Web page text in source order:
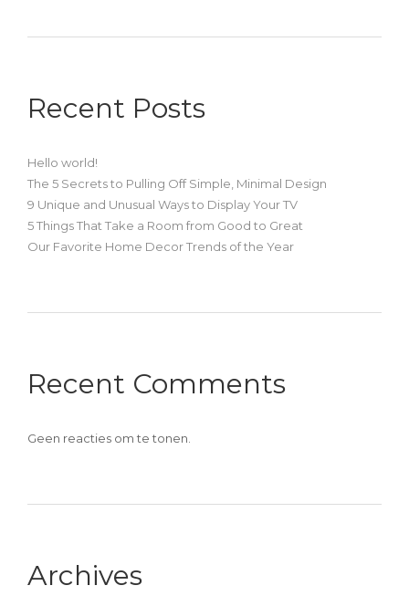
Recent Posts
Hello world!
The 5 Secrets to Pulling Off Simple, Minimal Design
9 Unique and Unusual Ways to Display Your TV
5 Things That Take a Room from Good to Great
Our Favorite Home Decor Trends of the Year
Recent Comments
Geen reacties om te tonen.
Archives